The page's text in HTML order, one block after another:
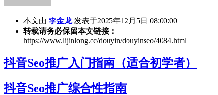
本文由 李金龙 发表于2025年12月5日 08:00:00
转载请务必保留本文链接：
https://www.lijinlong.cc/douyin/douyinseo/4084.html
抖音Seo推广入门指南（适合初学者）
抖音Seo推广综合性指南